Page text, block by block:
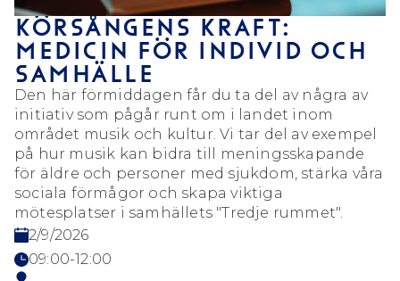
KÖRSÅNGENS KRAFT:
MEDICIN FÖR INDIVID OCH
SAMHÄLLE
Den här förmiddagen får du ta del av några av
initiativ som pågår runt om i landet inom
området musik och kultur. Vi tar del av exempel
på hur musik kan bidra till meningsskapande
för äldre och personer med sjukdom, stärka våra
sociala förmågor och skapa viktiga
mötesplatser i samhällets "Tredje rummet".
2/9/2026
09:00-12:00